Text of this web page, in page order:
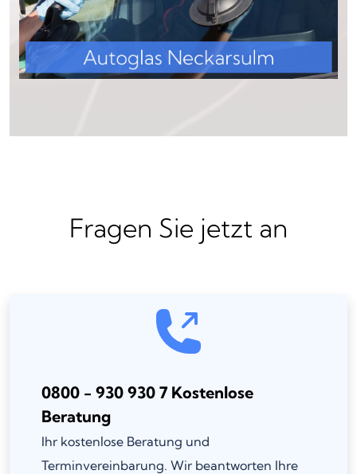
Fragen Sie jetzt an
0800 - 930 930 7 Kostenlose
Beratung
Ihr kostenlose Beratung und
Terminvereinbarung. Wir beantworten Ihre